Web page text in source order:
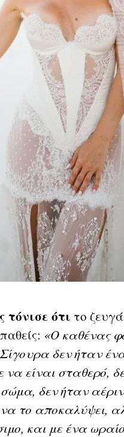
ότι το
«Ο καθένας
δεν ήταν
είναι σταθερό,
δεν ήταν
το αποκαλύψει,
και με ένα